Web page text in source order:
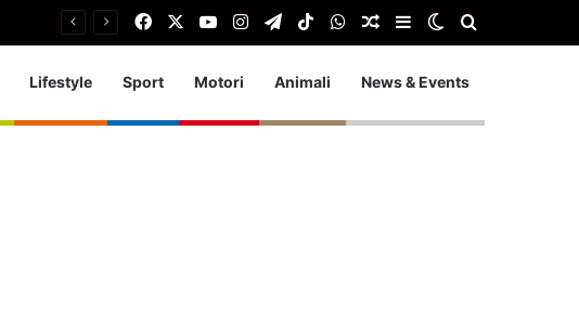
FacebookYou TubeInstagram
TelegramTikTokWhatsApp
Articolo Random
Barra laterale
Cambia aspetto
Lifestyle Sport Motori Animali News & Events